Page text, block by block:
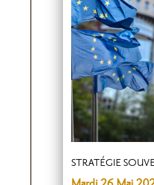
STRATÉGIE